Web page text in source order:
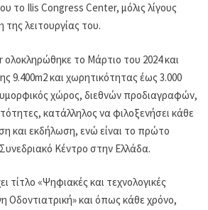
το Ilis Congress Center, μόλις λίγους
λειτουργίας του.
το Μάρτιο του 2024 και
9.400m2 και χωρητικότητας έως 3.000
χώρος, διεθνών προδιαγραφών,
κατάλληλος να φιλοξενήσει κάθε
και εκδήλωση, ενώ είναι το πρώτο
Κέντρο στην Ελλάδα.
τίτλο «Ψηφιακές και τεχνολογικές
Οδοντιατρική» και όπως κάθε χρόνο,